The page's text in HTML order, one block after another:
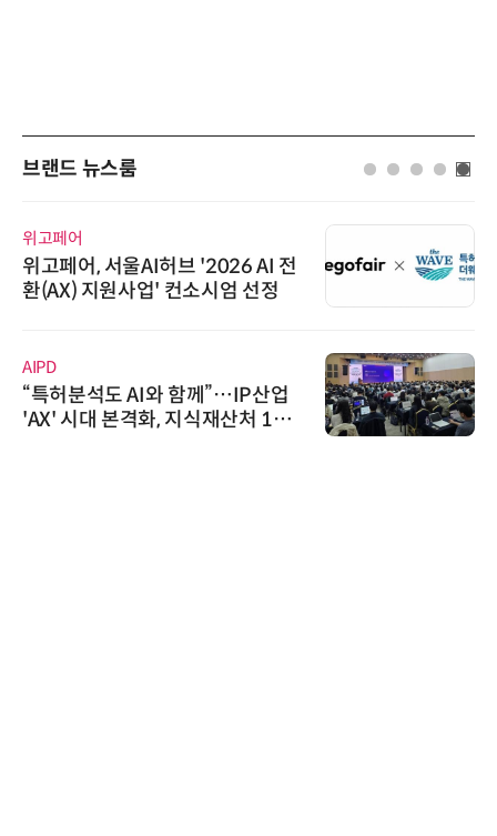
브랜드 뉴스룸
위고페어
위고페어, 서울AI허브 '2026 AI 전
환(AX) 지원사업' 컨소시엄 선정
AIPD
“특허분석도 AI와 함께”…IP산업
'AX' 시대 본격화, 지식재산처 1호